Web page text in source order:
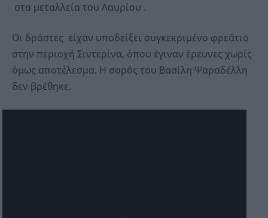
στα μεταλλεία του Λαυρίου .
Οι δράστες είχαν υποδείξει συγκεκριμένο φρεάτιο
στην περιοχή Σιντερίνα, όπου έγιναν έρευνες χωρίς
όμως αποτέλεσμα. Η σορός του Βασίλη Ψαραδέλλη
δεν βρέθηκε.